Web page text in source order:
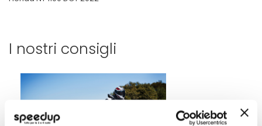
I nostri consigli